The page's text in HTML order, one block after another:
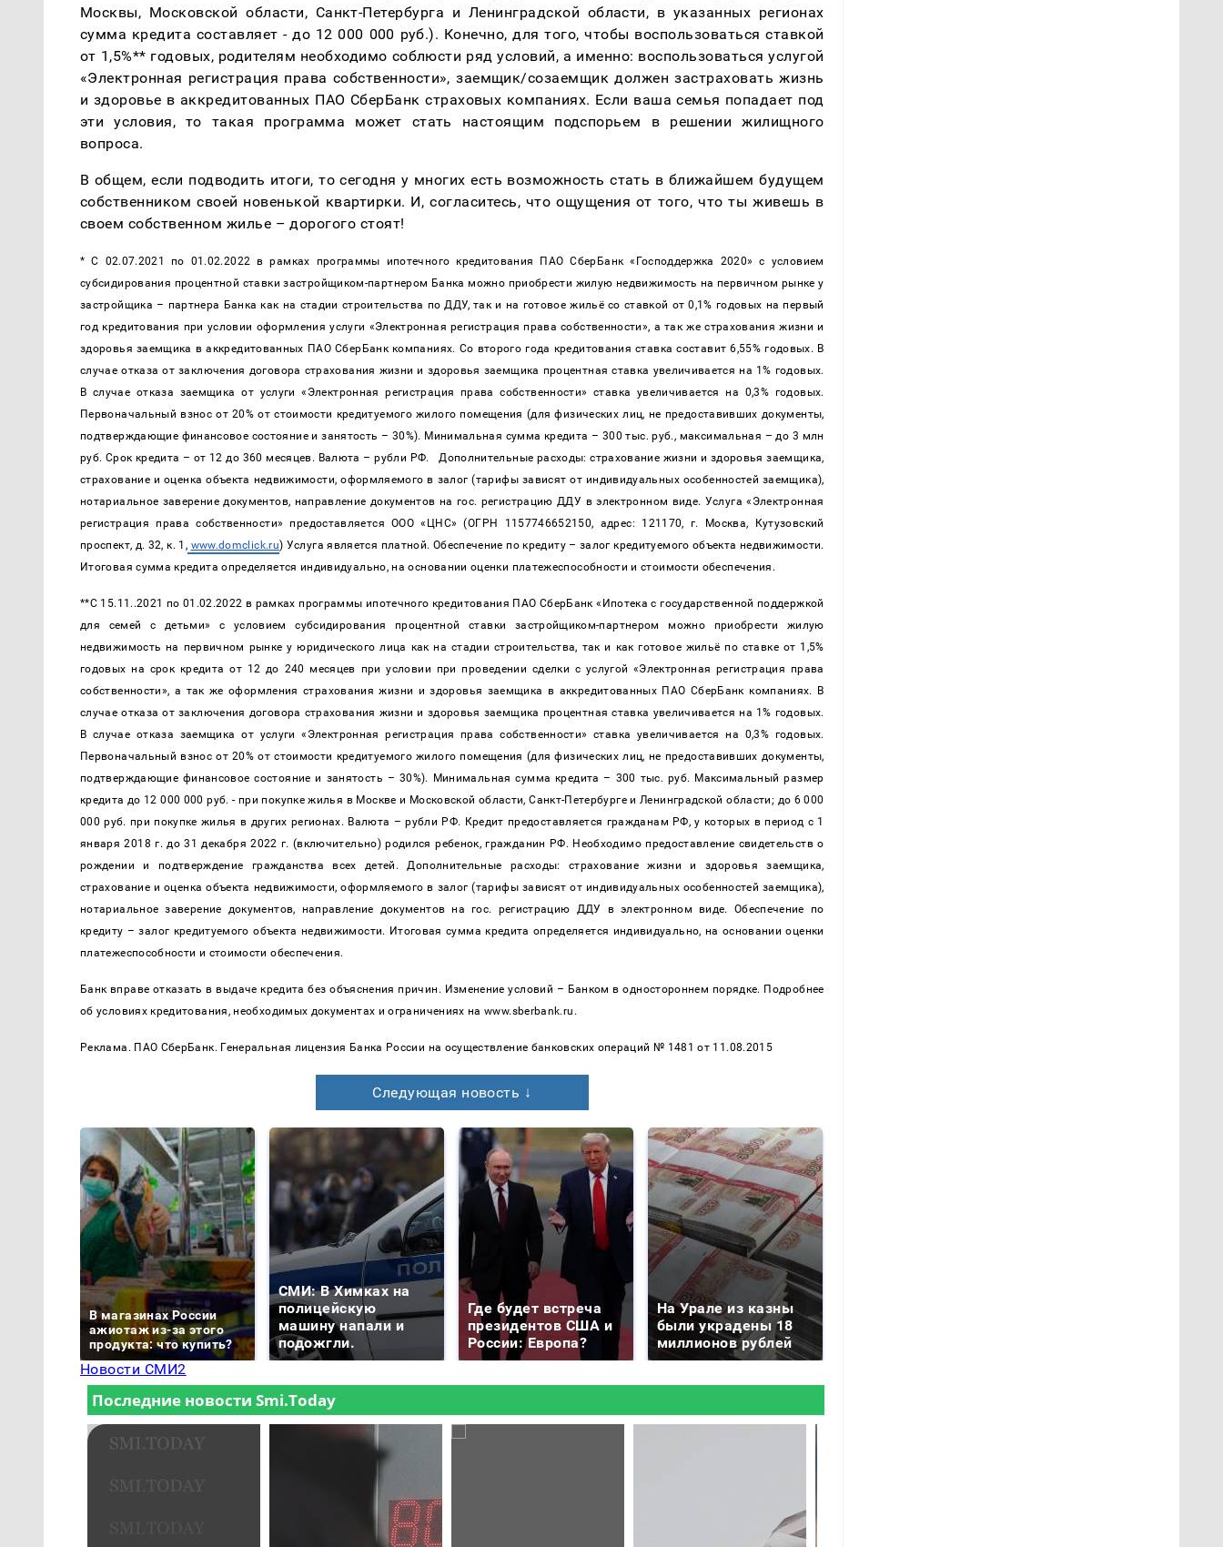
Москвы, Московской области, Санкт-Петербурга и Ленинградской области, в указанных регионах
сумма кредита составляет - до 12 000 000 руб.). Конечно, для того, чтобы воспользоваться ставкой
от 1,5%** годовых, родителям необходимо соблюсти ряд условий, а именно: воспользоваться услугой
«Электронная регистрация права собственности», заемщик/созаемщик должен застраховать жизнь
и здоровье в аккредитованных ПАО СберБанк страховых компаниях. Если ваша семья попадает под
эти условия, то такая программа может стать настоящим подспорьем в решении жилищного
вопроса.
В общем, если подводить итоги, то сегодня у многих есть возможность стать в ближайшем будущем
собственником своей новенькой квартирки. И, согласитесь, что ощущения от того, что ты живешь в
своем собственном жилье – дорогого стоят!
* C 02.07.2021 по 01.02.2022 в рамках программы ипотечного кредитования ПАО СберБанк «Господдержка 2020» с условием
субсидирования процентной ставки застройщиком-партнером Банка можно приобрести жилую недвижимость на первичном рынке у
застройщика – партнера Банка как на стадии строительства по ДДУ, так и на готовое жильё со ставкой от 0,1% годовых на первый
год кредитования при условии оформления услуги «Электронная регистрация права собственности», а так же страхования жизни и
здоровья заемщика в аккредитованных ПАО СберБанк компаниях. Со второго года кредитования ставка составит 6,55% годовых. В
случае отказа от заключения договора страхования жизни и здоровья заемщика процентная ставка увеличивается на 1% годовых.
В случае отказа заемщика от услуги «Электронная регистрация права собственности» ставка увеличивается на 0,3% годовых.
Первоначальный взнос от 20% от стоимости кредитуемого жилого помещения (для физических лиц, не предоставивших документы,
подтверждающие финансовое состояние и занятость – 30%). Минимальная сумма кредита – 300 тыс. руб., максимальная – до 3 млн
руб. Срок кредита – от 12 до 360 месяцев. Валюта – рубли РФ.   Дополнительные расходы: страхование жизни и здоровья заемщика,
страхование и оценка объекта недвижимости, оформляемого в залог (тарифы зависят от индивидуальных особенностей заемщика),
нотариальное заверение документов, направление документов на гос. регистрацию ДДУ в электронном виде. Услуга «Электронная
регистрация права собственности» предоставляется ООО «ЦНС» (ОГРН 1157746652150, адрес: 121170, г. Москва, Кутузовский
проспект, д. 32, к. 1, www.domclick.ru) Услуга является платной. Обеспечение по кредиту – залог кредитуемого объекта недвижимости.
Итоговая сумма кредита определяется индивидуально, на основании оценки платежеспособности и стоимости обеспечения.
**C 15.11..2021 по 01.02.2022 в рамках программы ипотечного кредитования ПАО СберБанк «Ипотека с государственной поддержкой
для семей с детьми» с условием субсидирования процентной ставки застройщиком-партнером можно приобрести жилую
недвижимость на первичном рынке у юридического лица как на стадии строительства, так и как готовое жильё по ставке от 1,5%
годовых на срок кредита от 12 до 240 месяцев при условии при проведении сделки с услугой «Электронная регистрация права
собственности», а так же оформления страхования жизни и здоровья заемщика в аккредитованных ПАО СберБанк компаниях. В
случае отказа от заключения договора страхования жизни и здоровья заемщика процентная ставка увеличивается на 1% годовых.
В случае отказа заемщика от услуги «Электронная регистрация права собственности» ставка увеличивается на 0,3% годовых.
Первоначальный взнос от 20% от стоимости кредитуемого жилого помещения (для физических лиц, не предоставивших документы,
подтверждающие финансовое состояние и занятость – 30%). Минимальная сумма кредита – 300 тыс. руб. Максимальный размер
кредита до 12 000 000 руб. - при покупке жилья в Москве и Московской области, Санкт-Петербурге и Ленинградской области; до 6 000
000 руб. при покупке жилья в других регионах. Валюта – рубли РФ. Кредит предоставляется гражданам РФ, у которых в период с 1
января 2018 г. до 31 декабря 2022 г. (включительно) родился ребенок, гражданин РФ. Необходимо предоставление свидетельств о
рождении и подтверждение гражданства всех детей. Дополнительные расходы: страхование жизни и здоровья заемщика,
страхование и оценка объекта недвижимости, оформляемого в залог (тарифы зависят от индивидуальных особенностей заемщика),
нотариальное заверение документов, направление документов на гос. регистрацию ДДУ в электронном виде. Обеспечение по
кредиту – залог кредитуемого объекта недвижимости. Итоговая сумма кредита определяется индивидуально, на основании оценки
платежеспособности и стоимости обеспечения.
Банк вправе отказать в выдаче кредита без объяснения причин. Изменение условий – Банком в одностороннем порядке. Подробнее
об условиях кредитования, необходимых документах и ограничениях на www.sberbank.ru.
Реклама. ПАО СберБанк. Генеральная лицензия Банка России на осуществление банковских операций № 1481 от 11.08.2015
Следующая новость ↓
В магазинах России
ажиотаж из-за этого
продукта: что купить?
СМИ: В Химках на
полицейскую
машину напали и
подожгли.
Где будет встреча
президентов США и
России: Европа?
На Урале из казны
были украдены 18
миллионов рублей
Новости СМИ2